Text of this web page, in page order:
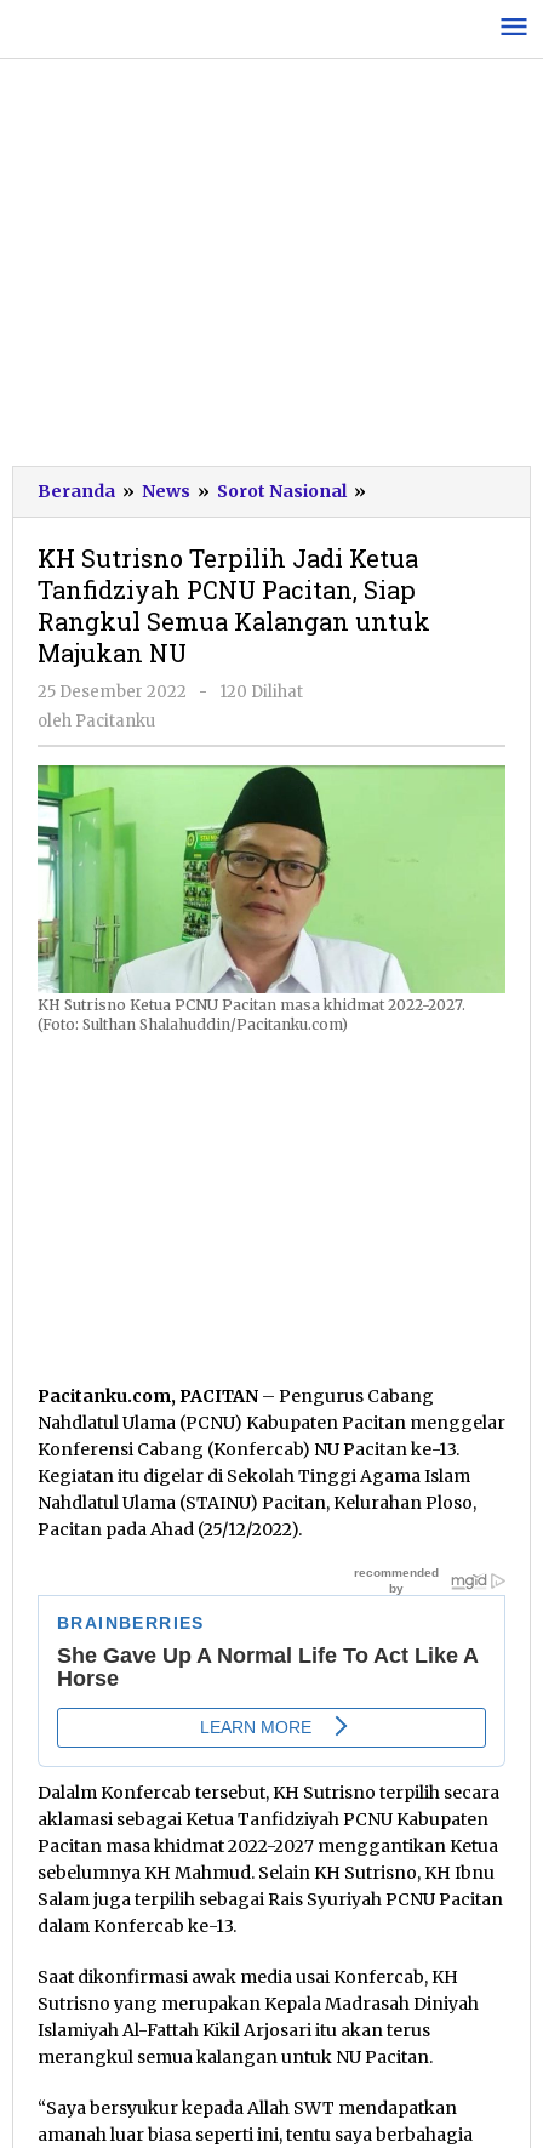
konten
Beranda » News » Sorot Nasional »
Sutrisno
Jadi
Ketua
Tanfidziyah
Semua
Kalangan
KH Sutrisno Terpilih Jadi Ketua
Tanfidziyah PCNU Pacitan, Siap
Rangkul Semua Kalangan untuk
Majukan NU
25 Desember 2022
oleh
-
120 Dilihat
oleh Pacitanku
KH Sutrisno Ketua PCNU Pacitan masa khidmat 2022-2027.
(Foto: Sulthan Shalahuddin/Pacitanku.com)
Pacitanku.com, PACITAN – Pengurus Cabang
Nahdlatul Ulama (PCNU) Kabupaten Pacitan menggelar
Konferensi Cabang (Konfercab) NU Pacitan ke-13.
Kegiatan itu digelar di Sekolah Tinggi Agama Islam
Nahdlatul Ulama (STAINU) Pacitan, Kelurahan Ploso,
Pacitan pada Ahad (25/12/2022).
Dalalm Konfercab tersebut, KH Sutrisno terpilih secara
aklamasi sebagai Ketua Tanfidziyah PCNU Kabupaten
Pacitan masa khidmat 2022-2027 menggantikan Ketua
sebelumnya KH Mahmud. Selain KH Sutrisno, KH Ibnu
Salam juga terpilih sebagai Rais Syuriyah PCNU Pacitan
dalam Konfercab ke-13.
Saat dikonfirmasi awak media usai Konfercab, KH
Sutrisno yang merupakan Kepala Madrasah Diniyah
Islamiyah Al-Fattah Kikil Arjosari itu akan terus
merangkul semua kalangan untuk NU Pacitan.
“Saya bersyukur kepada Allah SWT mendapatkan
amanah luar biasa seperti ini, tentu saya berbahagia